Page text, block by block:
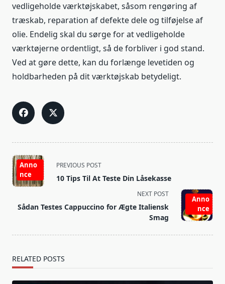
vedligeholde værktøjskabet, såsom rengøring af
træskab, reparation af defekte dele og tilføjelse af
olie. Endelig skal du sørge for at vedligeholde
værktøjerne ordentligt, så de forbliver i god stand.
Ved at gøre dette, kan du forlænge levetiden og
holdbarheden på dit værktøjskab betydeligt.
<span
class="nav-
subtitle
reader-
Anno
nce
PREVIOUS POST
10 Tips Til At Teste Din Låsekasse
Anno
nce
NEXT POST
Sådan Testes Cappuccino for Ægte Italiensk
Smag
RELATED POSTS